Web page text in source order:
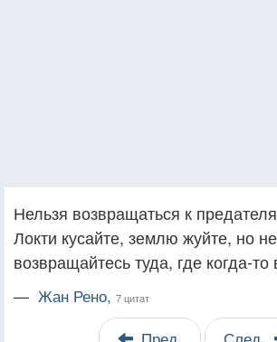
Нельзя возвращаться к
Локти кусайте, землю жуйте, но не
возвращайтесь туда, где когда-
— Жан Рено, 7 цитат